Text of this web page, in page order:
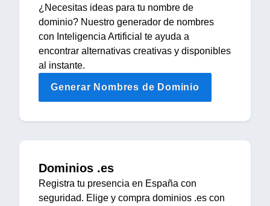
¿Necesitas ideas para tu nombre de
dominio? Nuestro generador de nombres
con Inteligencia Artificial te ayuda a
encontrar alternativas creativas y disponibles
al instante.
Generar Nombres de Dominio
Dominios .es
Registra tu presencia en España con
seguridad. Elige y compra dominios .es con